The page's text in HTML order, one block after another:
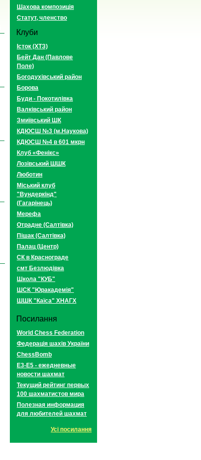
Шахова композиція
Статут, членство
Клуби
Істок (ХТЗ)
Бейт Дан (Павлове
Поле)
Богодухівський район
Борова
Буди - Покотилівка
Валківський район
Змиївський ШК
КДЮСШ №3 (м.Наукова)
КДЮСШ №4 в 601 мкрн
Клуб «Фенікс»
Лозівський ШШК
Люботин
Міський клуб
"Вундеркінд"
(Гагарінець)
Мерефа
Отрадне (Салтівка)
Пішак (Салтівка)
Палац (Центр)
СК в Краснограде
смт Безлюдівка
Школа "КУБ"
ШСК "Юракадемія"
ШШК "Каїса" ХНАГХ
Посилання
World Chess Federation
Федерація шахів України
ChessBomb
E3-E5 - ежедневные
новости шахмат
Текущий рейтинг первых
100 шахматистов мира
Полезная информация
для любителей шахмат
Усі посилання